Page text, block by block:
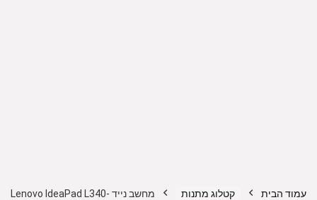
עמוד הבית קטלוג מתנות
מחשב נייד Lenovo IdeaPad L340-